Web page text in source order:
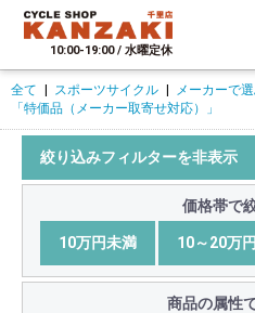
10:00-19:00 / 水曜定休
全て スポーツサイクル メーカーで
「特価品（メーカー取寄せ対応）」
絞り込みフィルターを非表示
価格帯で
10万円未満 10～20万円
商品の属性